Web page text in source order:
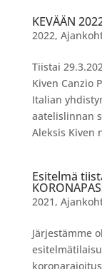
KEVÄÄN
2022,
Tiistai
Kiven Canzio
Italian
aatelislinnan
Aleksis Kiven
Esitelmä
2021 ,
Järjestämme